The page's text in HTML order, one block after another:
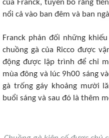
của Franck, tuyên bố rằng
nổi cả vào ban đêm và ban
Franck phản đối những
chuồng gà của Ricco được
động được lập trình để chỉ
mùa đông và lúc 9h00 sáng
gà trống gáy khoảng mười
buổi sáng và sau đó là thêm